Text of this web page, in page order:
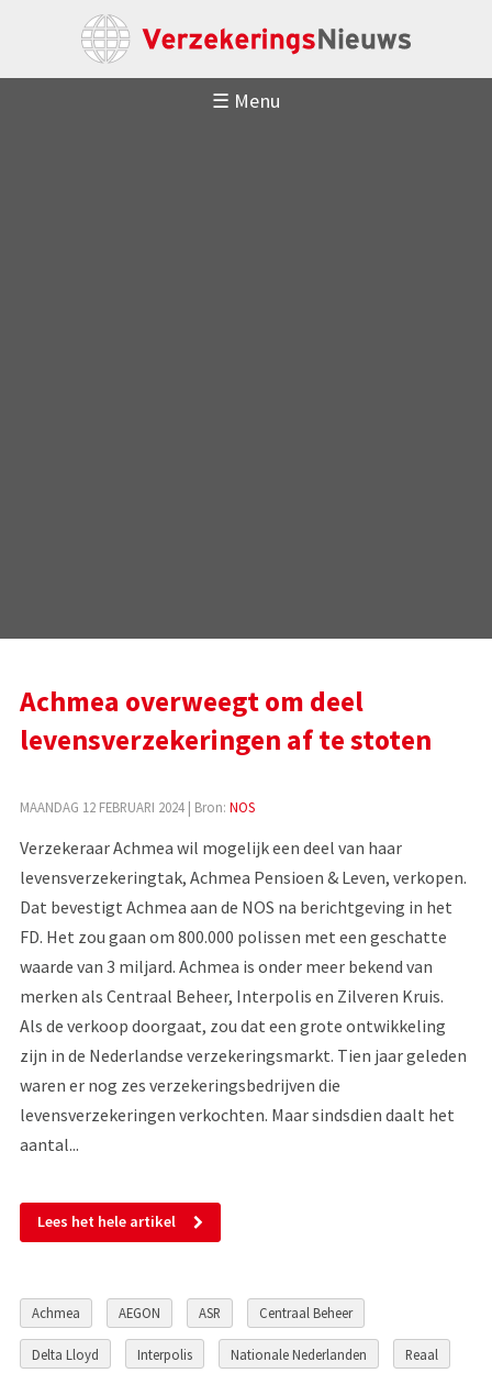
☰ Menu
Achmea overweegt om deel
levensverzekeringen af te stoten
MAANDAG 12 FEBRUARI 2024| Bron: NOS
Verzekeraar Achmea wil mogelijk een deel van haar
levensverzekeringtak, Achmea Pensioen & Leven, verkopen.
Dat bevestigt Achmea aan de NOS na berichtgeving in het
FD. Het zou gaan om 800.000 polissen met een geschatte
waarde van 3 miljard. Achmea is onder meer bekend van
merken als Centraal Beheer, Interpolis en Zilveren Kruis.
Als de verkoop doorgaat, zou dat een grote ontwikkeling
zijn in de Nederlandse verzekeringsmarkt. Tien jaar geleden
waren er nog zes verzekeringsbedrijven die
levensverzekeringen verkochten. Maar sindsdien daalt het
aantal...
Lees het hele artikel
Achmea AEGON ASR Centraal Beheer
Delta Lloyd Interpolis Nationale Nederlanden Reaal